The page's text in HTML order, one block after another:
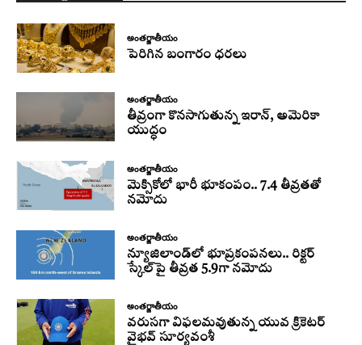
అంతర్జాతీయం
పెరిగిన బంగారం ధరలు
అంతర్జాతీయం
తీవ్రంగా కొనసాగుతున్న ఇరాన్‌, అమెరికా
యుద్ధం
అంతర్జాతీయం
మెక్సికోలో భారీ భూకంపం.. 7.4 తీవ్రతతో
నమోదు
అంతర్జాతీయం
న్యూజిలాండ్‌లో భూప్రకంపనలు.. రిక్టర్‌
స్కేల్‌పై తీవ్రత 5.9గా నమోదు
అంతర్జాతీయం
వరుసగా విఫలమవుతున్న యువ క్రికెటర్
వైభవ్ సూర్యవంశీ